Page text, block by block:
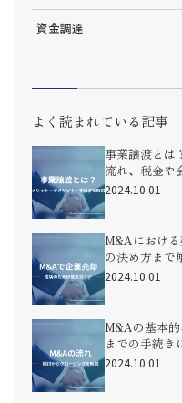
資金調達
よく読まれている記事
事業譲渡とは
流れ、税金や
2024.10.01
M&Aにおけ
の決め方まで
2024.10.01
M&Aの基本
までの手続き
2024.10.01